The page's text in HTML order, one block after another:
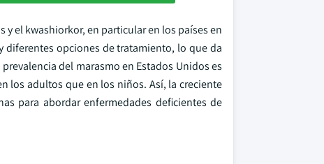
el kwashiorkor, en particular en los países en
diferentes opciones de tratamiento, lo que da
del marasmo en Estados Unidos es
los adultos que en los niños. Así, la creciente
para abordar enfermedades deficientes de